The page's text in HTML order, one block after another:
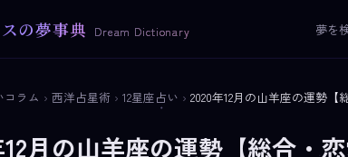
の夢事典 Dream Dictionary 夢を
コラム › 西洋占星術 › 12星座占い › 2020年12月の山羊座の運勢【
12月の山羊座の運勢【総合・